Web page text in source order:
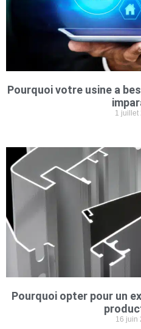
Pourquoi votre usine a
1 juillet
Pourquoi opter pour un
16 juin